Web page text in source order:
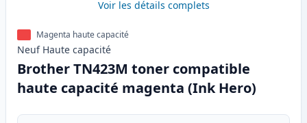
Voir les détails complets
Magenta haute capacité
Neuf Haute capacité
Brother TN423M toner compatible
haute capacité magenta (Ink Hero)